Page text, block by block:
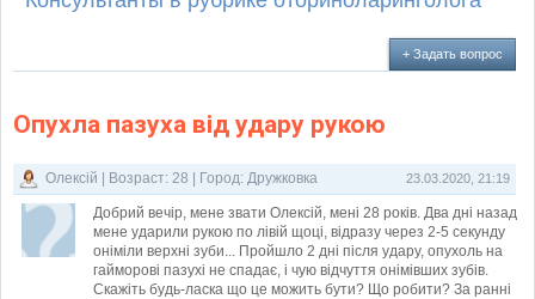
+ Задать вопрос
Опухла пазуха від удару рукою
23.03.2020, 21:19
Олексій | Возраст: 28 | Город: Дружковка
Добрий вечір, мене звати Олексій, мені 28 років. Два дні назад
мене ударили рукою по лівій щоці, відразу через 2-5 секунду
оніміли верхні зуби... Пройшло 2 дні після удару, опухоль на
гайморові пазухі не спадає, і чую відчуття онімівших зубів.
Скажіть будь-ласка що це можить бути? Що робити? За ранні